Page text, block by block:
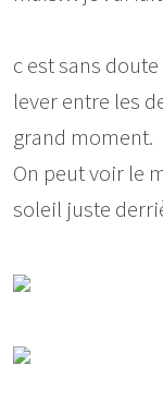
c est sans
lever entre les
grand moment.
On peut voir le
soleil juste